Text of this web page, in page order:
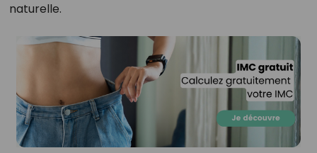
naturelle.